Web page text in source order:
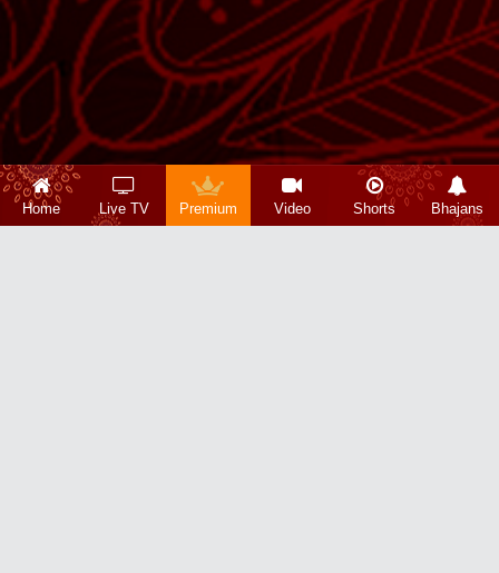
Home Live TV Premium Video Shorts Bhajans